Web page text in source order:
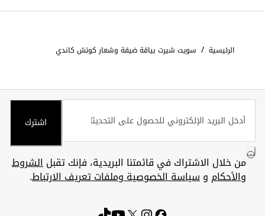
الرئيسية / سويت شيرت بياقة ضيقة وشعار كوتش كاندي
اشترك
من خلال الاشتراك في قائمتنا البريدية، فإنك تقبلالشروط
والأحكام وسياسة الخصوصية وملفات تعريف الارتباط.